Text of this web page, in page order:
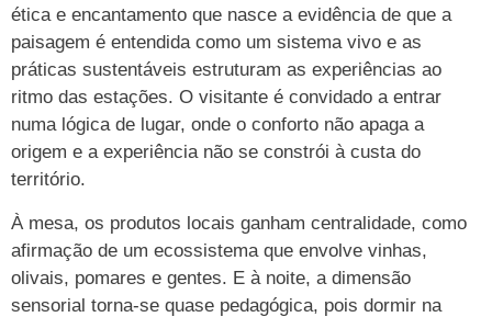
ética e encantamento que nasce a evidência de que a
paisagem é entendida como um sistema vivo e as
práticas sustentáveis estruturam as experiências ao
ritmo das estações. O visitante é convidado a entrar
numa lógica de lugar, onde o conforto não apaga a
origem e a experiência não se constrói à custa do
território.
À mesa, os produtos locais ganham centralidade, como
afirmação de um ecossistema que envolve vinhas,
olivais, pomares e gentes. E à noite, a dimensão
sensorial torna-se quase pedagógica, pois dormir na